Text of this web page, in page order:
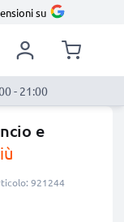
su
- 21:00
e
921244